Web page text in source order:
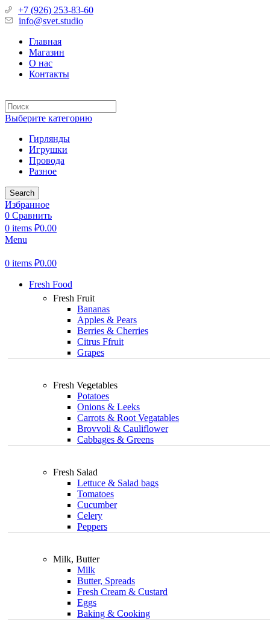
+7 (926) 253-83-60
info@svet.studio
Главная
Магазин
О нас
Контакты
Выберите категорию
Гирлянды
Игрушки
Провода
Разное
Search
Избранное
0 Сравнить
0 items ₽0.00
Menu
0 items ₽0.00
Fresh Food
Fresh Fruit
Bananas
Apples & Pears
Berries & Cherries
Citrus Ffruit
Grapes
Fresh Vegetables
Potatoes
Onions & Leeks
Carrots & Root Vegatables
Brovvoli & Cauliflower
Cabbages & Greens
Fresh Salad
Lettuce & Salad bags
Tomatoes
Cucumber
Celery
Peppers
Milk, Butter
Milk
Butter, Spreads
Fresh Cream & Custard
Eggs
Baking & Cooking